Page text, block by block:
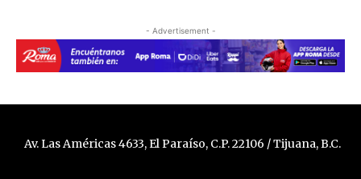
- Advertisement -
Av. Las Américas 4633, El Paraíso, C.P. 22106 / Tijuana, B.C.